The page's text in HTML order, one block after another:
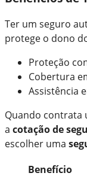
Ter um seguro
protege o dono
Proteção
Cobertura
Assistência
Quando contrata
a cotação de
escolher uma
Benefício